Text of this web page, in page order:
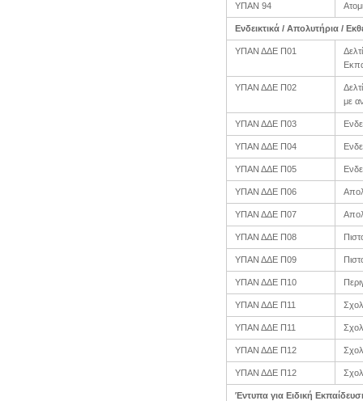
ΥΠΑΝ 94
Ενδεικτικά / Απολυτήρια /
ΥΠΑΝ ΔΔΕ Π01
ΥΠΑΝ ΔΔΕ Π02
με
ΥΠΑΝ ΔΔΕ Π03
ΥΠΑΝ ΔΔΕ Π04
ΥΠΑΝ ΔΔΕ Π05
ΥΠΑΝ ΔΔΕ Π06
ΥΠΑΝ ΔΔΕ Π07
ΥΠΑΝ ΔΔΕ Π08
ΥΠΑΝ ΔΔΕ Π09
ΥΠΑΝ ΔΔΕ Π10
ΥΠΑΝ ΔΔΕ Π11
ΥΠΑΝ ΔΔΕ Π11
ΥΠΑΝ ΔΔΕ Π12
ΥΠΑΝ ΔΔΕ Π12
Έντυπα για Ειδική